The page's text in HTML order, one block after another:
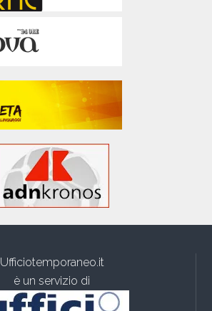
Ufficiotemporaneo.it
è un servizio di